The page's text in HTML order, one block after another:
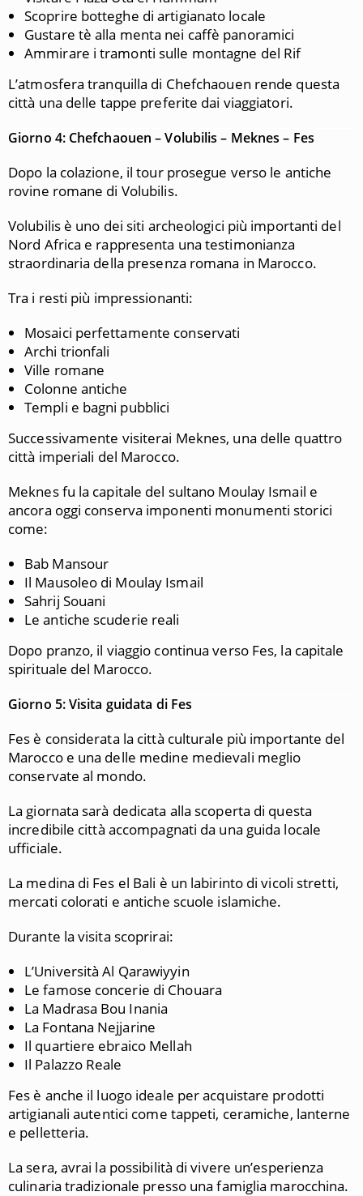
Scoprire botteghe di artigianato locale
Gustare tè alla menta nei caffè panoramici
Ammirare i tramonti sulle montagne del Rif
L’atmosfera tranquilla di Chefchaouen rende questa
città una delle tappe preferite dai viaggiatori.
Giorno 4: Chefchaouen – Volubilis – Meknes – Fes
Dopo la colazione, il tour prosegue verso le antiche
rovine romane di Volubilis.
Volubilis è uno dei siti archeologici più importanti del
Nord Africa e rappresenta una testimonianza
straordinaria della presenza romana in Marocco.
Tra i resti più impressionanti:
Mosaici perfettamente conservati
Archi trionfali
Ville romane
Colonne antiche
Templi e bagni pubblici
Successivamente visiterai Meknes, una delle quattro
città imperiali del Marocco.
Meknes fu la capitale del sultano Moulay Ismail e
ancora oggi conserva imponenti monumenti storici
come:
Bab Mansour
Il Mausoleo di Moulay Ismail
Sahrij Souani
Le antiche scuderie reali
Dopo pranzo, il viaggio continua verso Fes, la capitale
spirituale del Marocco.
Giorno 5: Visita guidata di Fes
Fes è considerata la città culturale più importante del
Marocco e una delle medine medievali meglio
conservate al mondo.
La giornata sarà dedicata alla scoperta di questa
incredibile città accompagnati da una guida locale
ufficiale.
La medina di Fes el Bali è un labirinto di vicoli stretti,
mercati colorati e antiche scuole islamiche.
Durante la visita scoprirai:
L’Università Al Qarawiyyin
Le famose concerie di Chouara
La Madrasa Bou Inania
La Fontana Nejjarine
Il quartiere ebraico Mellah
Il Palazzo Reale
Fes è anche il luogo ideale per acquistare prodotti
artigianali autentici come tappeti, ceramiche, lanterne
e pelletteria.
La sera, avrai la possibilità di vivere un’esperienza
culinaria tradizionale presso una famiglia marocchina.